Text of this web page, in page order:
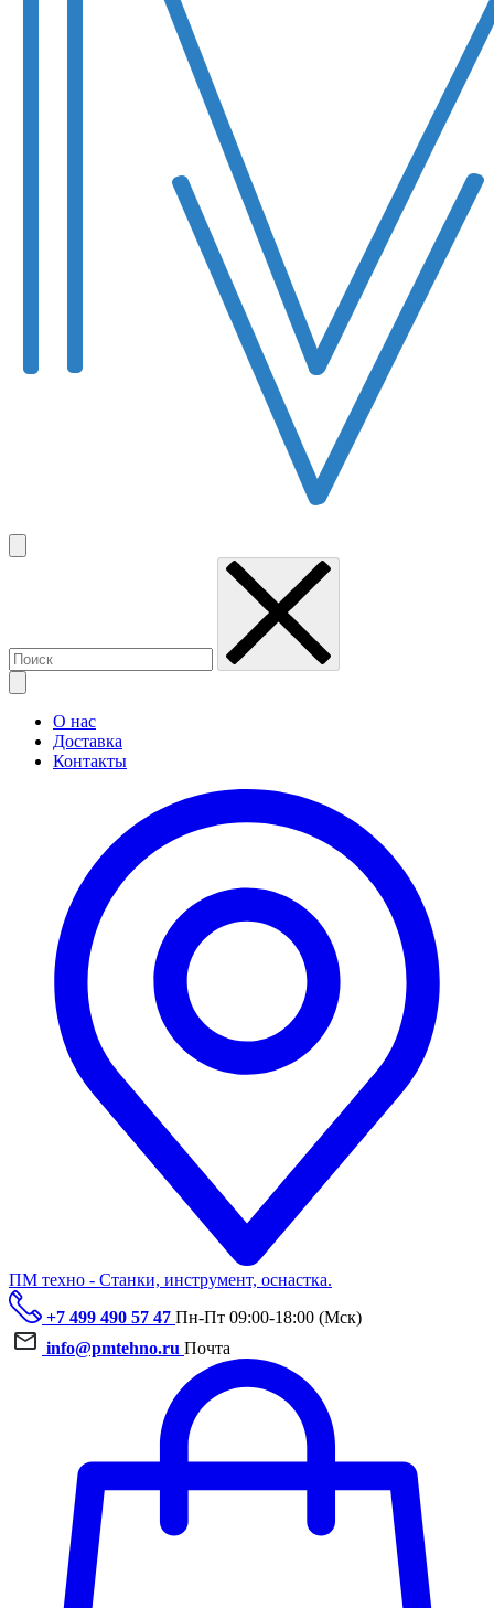
О нас
Доставка
Контакты
ПМ техно - Станки, инструмент, оснастка.
+7 499 490 57 47 Пн-Пт 09:00-18:00 (Мск)
info@pmtehno.ru Почта